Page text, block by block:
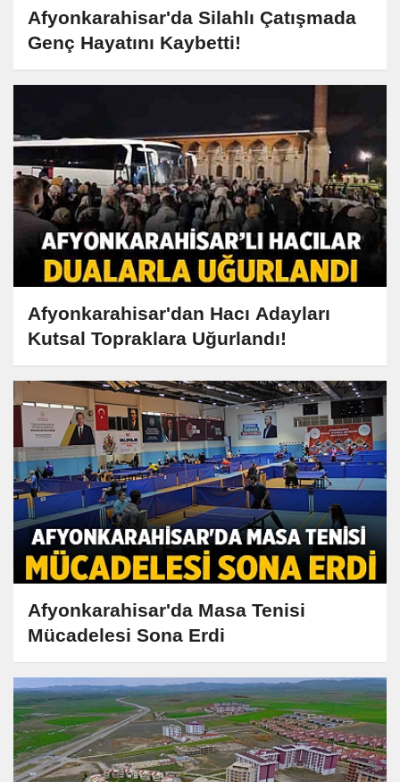
Afyonkarahisar'da Silahlı Çatışmada
Genç Hayatını Kaybetti!
Afyonkarahisar'dan Hacı Adayları
Kutsal Topraklara Uğurlandı!
Afyonkarahisar'da Masa Tenisi
Mücadelesi Sona Erdi